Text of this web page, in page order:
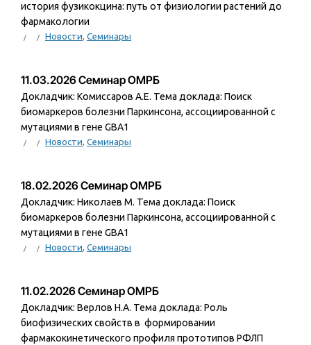
история фузикокцина: путь от физиологии растений до
фармакологии
Новости, Семинары
11.03.2026 Семинар ОМРБ
Докладчик: Комиссаров А.Е. Тема доклада: Поиск
биомаркеров болезни Паркинсона, ассоциированной с
мутациями в гене GBA1
Новости, Семинары
18.02.2026 Семинар ОМРБ
Докладчик: Николаев М. Тема доклада: Поиск
биомаркеров болезни Паркинсона, ассоциированной с
мутациями в гене GBA1
Новости, Семинары
11.02.2026 Семинар ОМРБ
Докладчик: Верлов Н.А. Тема доклада: Роль
биофизических свойств в формировании
фармакокинетического профиля прототипов РФЛП